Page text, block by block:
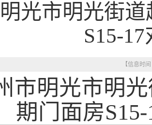
光市明光街
S15-
【信息时
市明光市明
期门面房